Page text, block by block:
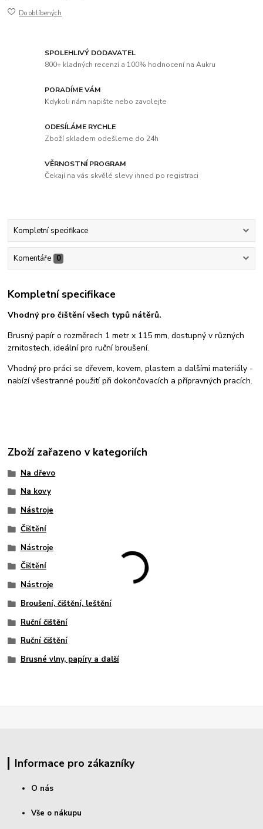
Do oblíbených
SPOLEHLIVÝ DODAVATEL
800+ kladných recenzí a 100% hodnocení na Aukru
PORADÍME VÁM
Kdykoli nám napište nebo zavolejte
ODESÍLÁME RYCHLE
Zboží skladem odešleme do 24h
VĚRNOSTNÍ PROGRAM
Čekají na vás skvělé slevy ihned po registraci
Kompletní specifikace
Komentáře 0
Kompletní specifikace
Vhodný pro čištění všech typů nátěrů.
Brusný papír o rozměrech 1 metr x 115 mm, dostupný v různých
zrnitostech, ideální pro ruční broušení.
Vhodný pro práci se dřevem, kovem, plastem a dalšími materiály -
nabízí všestranné použití při dokončovacích a přípravných pracích.
Zboží zařazeno v kategoriích
Na dřevo
Na kovy
Nástroje
Čištění
Nástroje
Čištění
Nástroje
Broušení, čištění, leštění
Ruční čištění
Ruční čištění
Brusné vlny, papíry a další
Informace pro zákazníky
O nás
Vše o nákupu